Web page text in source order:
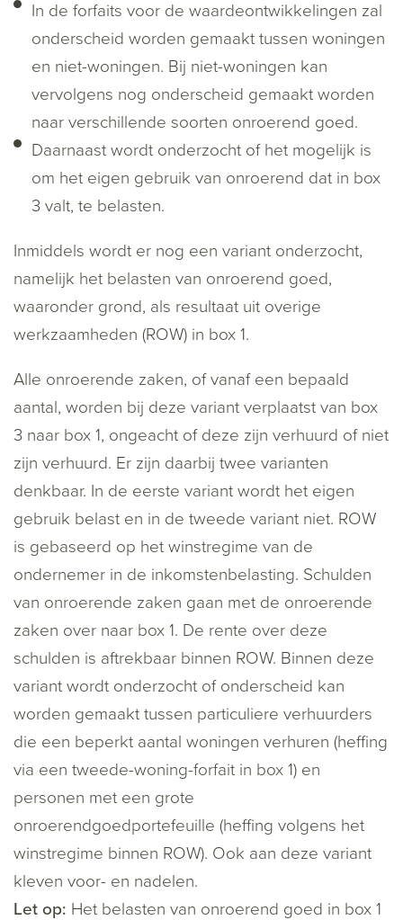
In de forfaits voor de waardeontwikkelingen zal
onderscheid worden gemaakt tussen woningen
en niet-woningen. Bij niet-woningen kan
vervolgens nog onderscheid gemaakt worden
naar verschillende soorten onroerend goed.
Daarnaast wordt onderzocht of het mogelijk is
om het eigen gebruik van onroerend dat in box
3 valt, te belasten.
Inmiddels wordt er nog een variant onderzocht,
namelijk het belasten van onroerend goed,
waaronder grond, als resultaat uit overige
werkzaamheden (ROW) in box 1.
Alle onroerende zaken, of vanaf een bepaald
aantal, worden bij deze variant verplaatst van box
3 naar box 1, ongeacht of deze zijn verhuurd of niet
zijn verhuurd. Er zijn daarbij twee varianten
denkbaar. In de eerste variant wordt het eigen
gebruik belast en in de tweede variant niet. ROW
is gebaseerd op het winstregime van de
ondernemer in de inkomstenbelasting. Schulden
van onroerende zaken gaan met de onroerende
zaken over naar box 1. De rente over deze
schulden is aftrekbaar binnen ROW. Binnen deze
variant wordt onderzocht of onderscheid kan
worden gemaakt tussen particuliere verhuurders
die een beperkt aantal woningen verhuren (heffing
via een tweede-woning-forfait in box 1) en
personen met een grote
onroerendgoedportefeuille (heffing volgens het
winstregime binnen ROW). Ook aan deze variant
kleven voor- en nadelen.
Let op: Het belasten van onroerend goed in box 1